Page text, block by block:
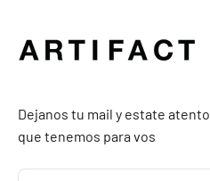
Dejanos tu mail y estate
que tenemos para vos